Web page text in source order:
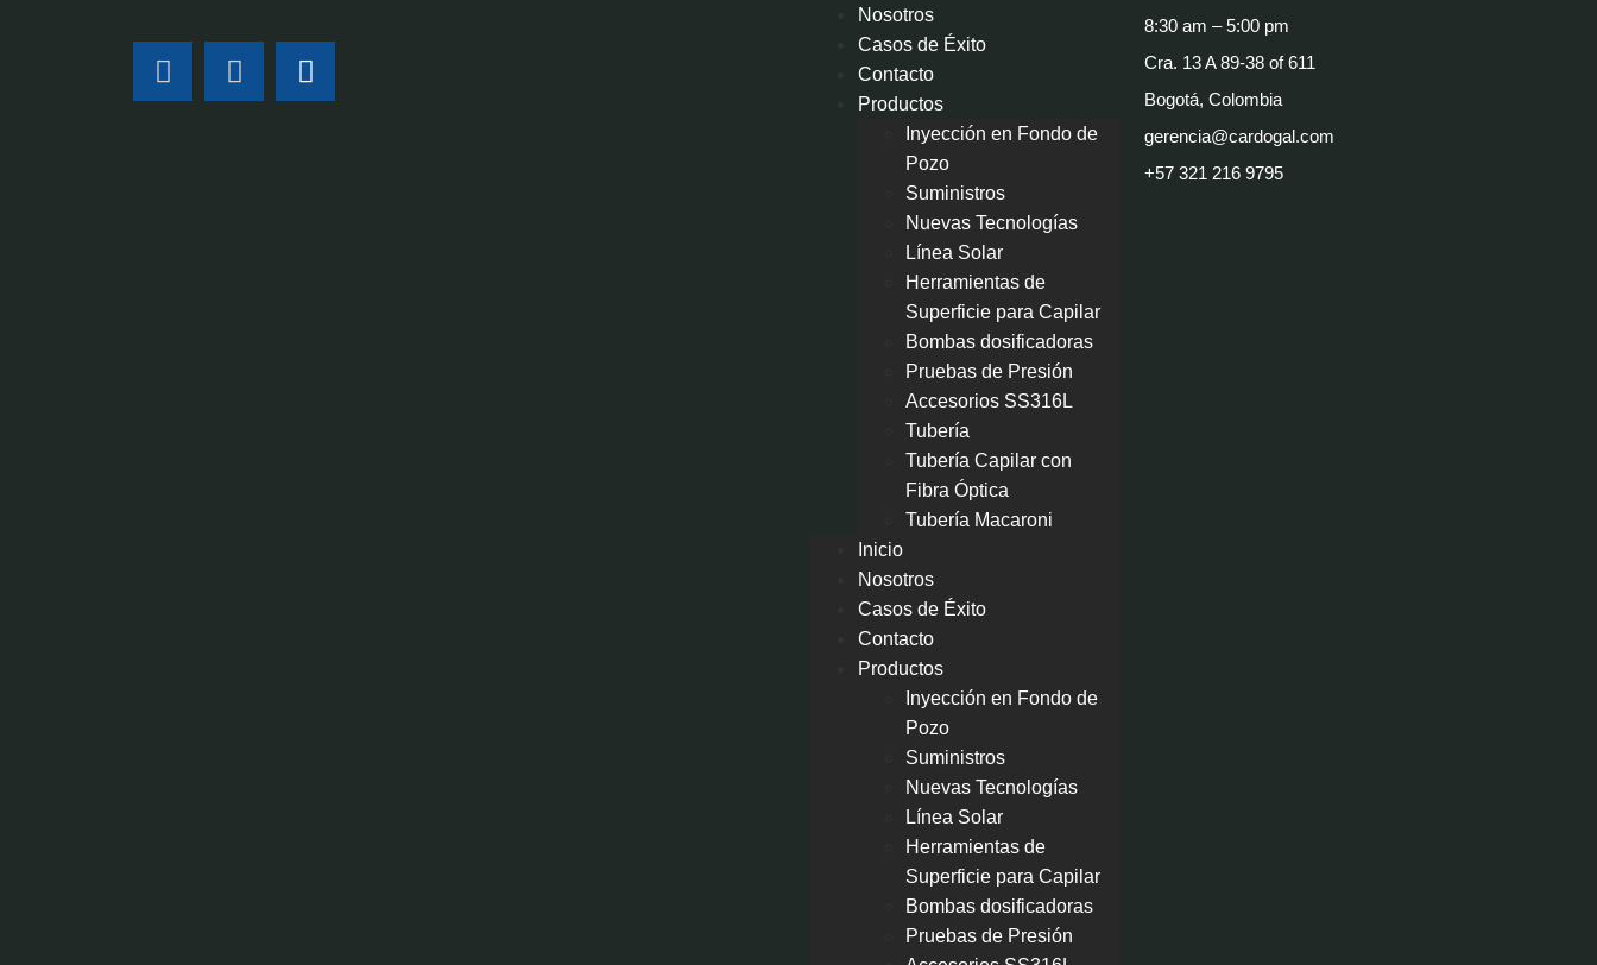
Nosotros
Casos de Éxito
Contacto
Productos
Inyección en Fondo de
Pozo
Suministros
Nuevas Tecnologías
Línea Solar
Herramientas de
Superficie para Capilar
Bombas dosificadoras
Pruebas de Presión
Accesorios SS316L
Tubería
Tubería Capilar con
Fibra Óptica
Tubería Macaroni
Inicio
Nosotros
Casos de Éxito
Contacto
Productos
Inyección en Fondo de
Pozo
Suministros
Nuevas Tecnologías
Línea Solar
Herramientas de
Superficie para Capilar
Bombas dosificadoras
Pruebas de Presión
8:30 am – 5:00 pm
Cra. 13 A 89-38 of 611
Bogotá, Colombia
gerencia@cardogal.com
+57 321 216 9795